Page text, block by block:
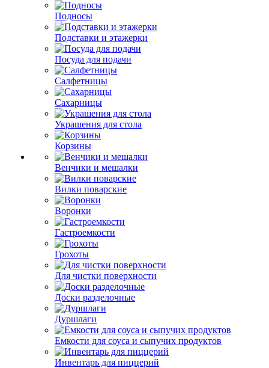
Подносы
Подставки и этажерки
Посуда для подачи
Салфетницы
Сахарницы
Украшения для стола
Корзины
Венчики и мешалки
Вилки поварские
Воронки
Гастроемкости
Грохоты
Для чистки поверхности
Доски разделочные
Дуршлаги
Емкости для соуса и сыпучих продуктов
Инвентарь для пиццерий